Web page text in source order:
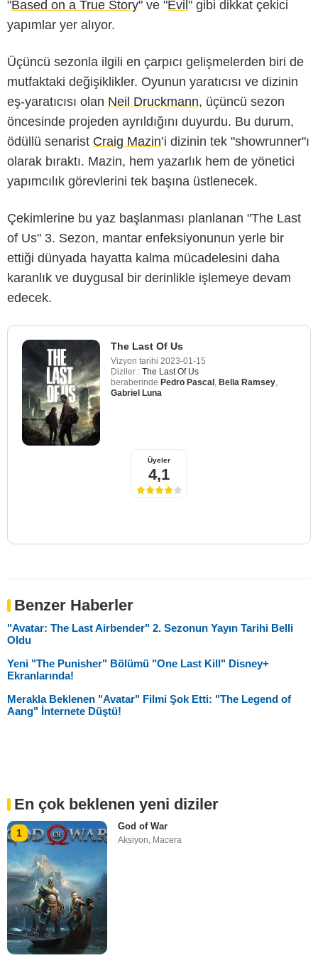
"Based on a True Story" ve "Evil" gibi dikkat çekici
yapımlar yer alıyor.
Üçüncü sezonla ilgili en çarpıcı gelişmelerden biri de
mutfaktaki değişiklikler. Oyunun yaratıcısı ve dizinin
eş-yaratıcısı olan Neil Druckmann, üçüncü sezon
öncesinde projeden ayrıldığını duyurdu. Bu durum,
ödüllü senarist Craig Mazin’i dizinin tek "showrunner"ı
olarak bıraktı. Mazin, hem yazarlık hem de yönetici
yapımcılık görevlerini tek başına üstlenecek.
Çekimlerine bu yaz başlanması planlanan "The Last
of Us" 3. Sezon, mantar enfeksiyonunun yerle bir
ettiği dünyada hayatta kalma mücadelesini daha
karanlık ve duygusal bir derinlikle işlemeye devam
edecek.
The Last Of Us
Vizyon tarihi 2023-01-15
Diziler : The Last Of Us
beraberinde Pedro Pascal Bella Ramsey
Gabriel Luna
Üyeler
4,1
Benzer Haberler
"Avatar: The Last Airbender" 2. Sezonun Yayın Tarihi Belli
Oldu
Yeni "The Punisher" Bölümü "One Last Kill" Disney+
Ekranlarında!
Merakla Beklenen "Avatar" Filmi Şok Etti: "The Legend of
Aang" İnternete Düştü!
En çok beklenen yeni diziler
1
God of War
Aksiyon Macera